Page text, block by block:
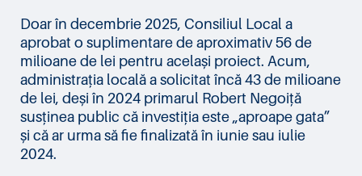
Doar în decembrie 2025, Consiliul Local a
aprobat o suplimentare de aproximativ 56 de
milioane de lei pentru același proiect. Acum,
administrația locală a solicitat încă 43 de milioane
de lei, deși în 2024 primarul Robert Negoiță
susținea public că investiția este „aproape gata”
și că ar urma să fie finalizată în iunie sau iulie
2024.